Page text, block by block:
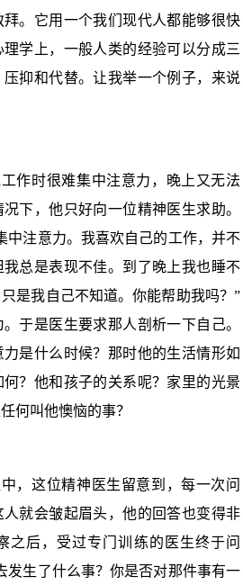
。它用一个我们现代人都能够很快
学上，一般人类的经验可以分成三
抑和代替。让我举一个例子，来说
作时很难集中注意力，晚上又无法
下，他只好向一位精神医生求助。
中注意力。我喜欢自己的工作，并不
总是表现不佳。到了晚上我也睡不
是我自己不知道。你能帮助我吗？”
于是医生要求那人剖析一下自己。
是什么时候？那时他的生活情形如
？他和孩子的关系呢？家里的光景
何叫他懊恼的事？
，这位精神医生留意到，每一次问
就会皱起眉头，他的回答也变得非
之后，受过专门训练的医生终于问
发生了什么事？你是否对那件事有一